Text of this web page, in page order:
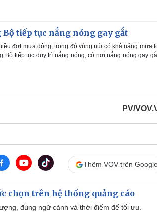
Bộ tiếp tục nắng nóng gay gắt
đợt mưa dông, trong đó vùng núi có khả năng mưa
Bộ tiếp tục duy trì nắng nóng, có nơi nắng nóng gay
PV/
Thêm VOV trên Google
chọn trên hệ thống quảng cáo
đúng ngữ cảnh và thời điểm để tối ưu.